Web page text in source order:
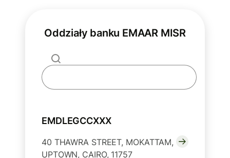
Oddziały banku EMAAR MISR
EMDLEGCCXXX
40 THAWRA STREET, MOKATTAM,
UPTOWN, CAIRO, 11757